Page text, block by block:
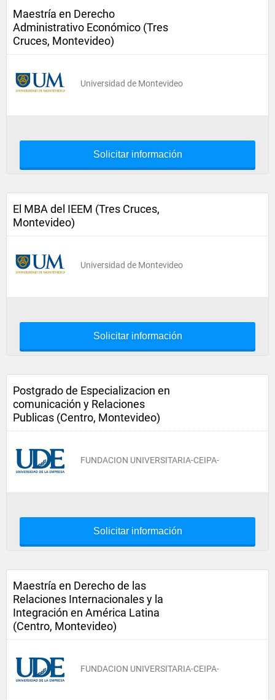
Maestría en Derecho
Administrativo Económico (Tres
Cruces, Montevideo)
Universidad de Montevideo
Solicitar información
El MBA del IEEM (Tres Cruces,
Montevideo)
Universidad de Montevideo
Solicitar información
Postgrado de Especializacion en
comunicación y Relaciones
Publicas (Centro, Montevideo)
FUNDACION UNIVERSITARIA-CEIPA-
Solicitar información
Maestría en Derecho de las
Relaciones Internacionales y la
Integración en América Latina
(Centro, Montevideo)
FUNDACION UNIVERSITARIA-CEIPA-